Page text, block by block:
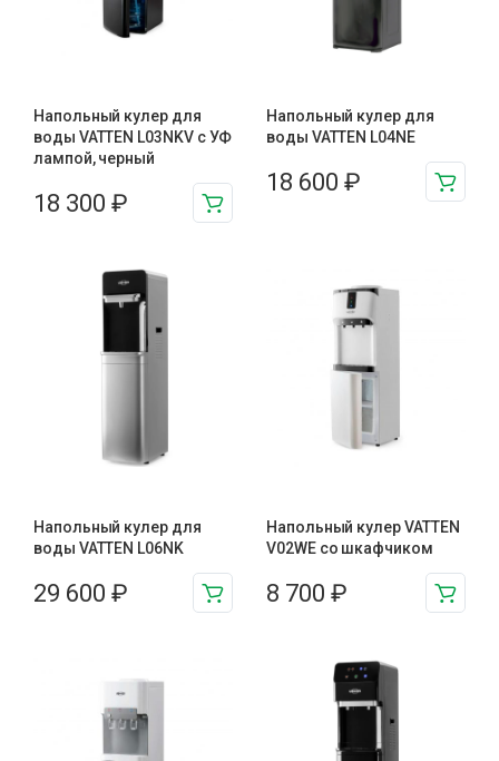
Напольный кулер для
воды VATTEN L03NKV c УФ
лампой, черный
18 300 ₽
Напольный кулер для
воды VATTEN L04NE
18 600 ₽
Напольный кулер для
воды VATTEN L06NK
29 600 ₽
Напольный кулер VATTEN
V02WE со шкафчиком
8 700 ₽